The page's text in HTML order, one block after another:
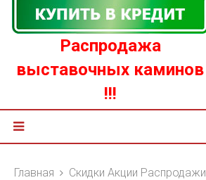
Распродажа
выставочных каминов
!!!
Главная
Скидки Акции Распродажи